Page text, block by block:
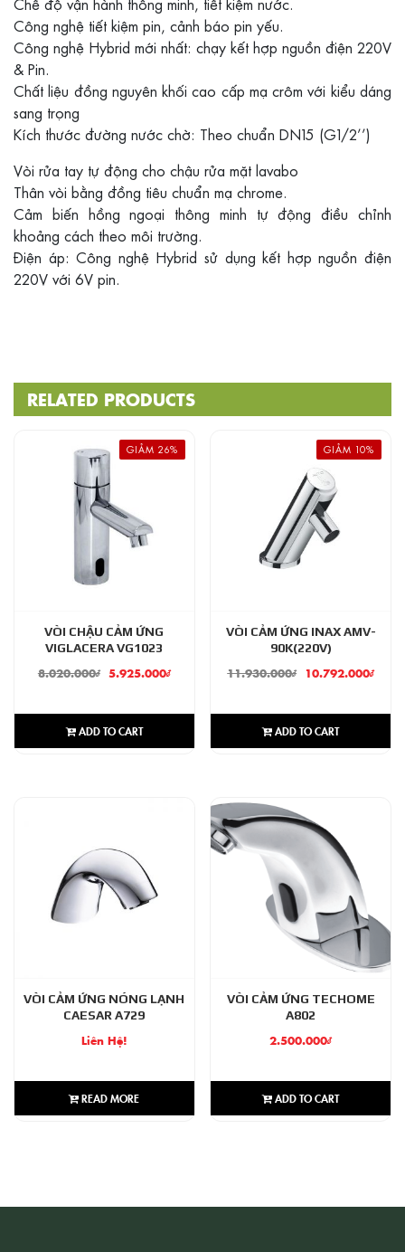
Công nghệ tiết kiệm pin, cảnh báo pin yếu.
Công nghệ Hybrid mới nhất: chạy kết hợp nguồn điện 220V
& Pin.
Chất liệu đồng nguyên khối cao cấp mạ crôm với kiểu dáng
sang trọng
Kích thước đường nước chờ: Theo chuẩn DN15 (G1/2’’)
Vòi rửa tay tự động cho chậu rửa mặt lavabo
Thân vòi bằng đồng tiêu chuẩn mạ chrome.
Cảm biến hồng ngoại thông minh tự động điều chỉnh
khoảng cách theo môi trường.
Điện áp: Công nghệ Hybrid sử dụng kết hợp nguồn điện
220V với 6V pin.
RELATED PRODUCTS
GIẢM 26%
VÒI CHẬU CẢM ỨNG
VIGLACERA VG1023
8.020.000₫ 5.925.000₫
ADD TO CART
GIẢM 10%
VÒI CẢM ỨNG INAX AMV-
90K(220V)
11.930.000₫ 10.792.000₫
ADD TO CART
VÒI CẢM ỨNG NÓNG LẠNH
CAESAR A729
Liên Hệ!
READ MORE
VÒI CẢM ỨNG TECHOME
A802
2.500.000₫
ADD TO CART